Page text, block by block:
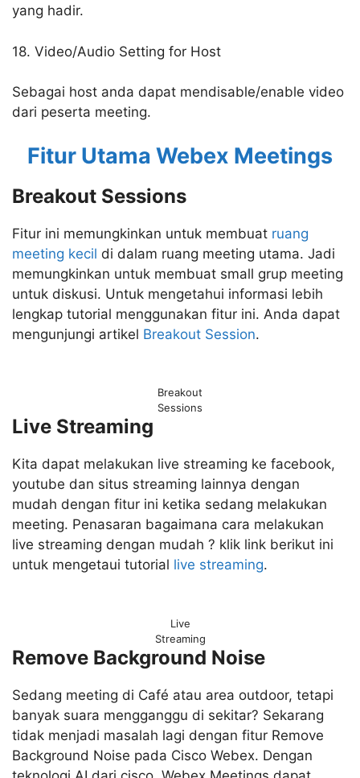
yang hadir.
18. Video/Audio Setting for Host
Sebagai host anda dapat mendisable/enable video
dari peserta meeting.
Fitur Utama Webex Meetings
Breakout Sessions
Fitur ini memungkinkan untuk membuat ruang
meeting kecil di dalam ruang meeting utama. Jadi
memungkinkan untuk membuat small grup meeting
untuk diskusi. Untuk mengetahui informasi lebih
lengkap tutorial menggunakan fitur ini. Anda dapat
mengunjungi artikel Breakout Session.
Breakout
Sessions
Live Streaming
Kita dapat melakukan live streaming ke facebook,
youtube dan situs streaming lainnya dengan
mudah dengan fitur ini ketika sedang melakukan
meeting. Penasaran bagaimana cara melakukan
live streaming dengan mudah ? klik link berikut ini
untuk mengetaui tutorial live streaming.
Live
Streaming
Remove Background Noise
Sedang meeting di Café atau area outdoor, tetapi
banyak suara mengganggu di sekitar? Sekarang
tidak menjadi masalah lagi dengan fitur Remove
Background Noise pada Cisco Webex. Dengan